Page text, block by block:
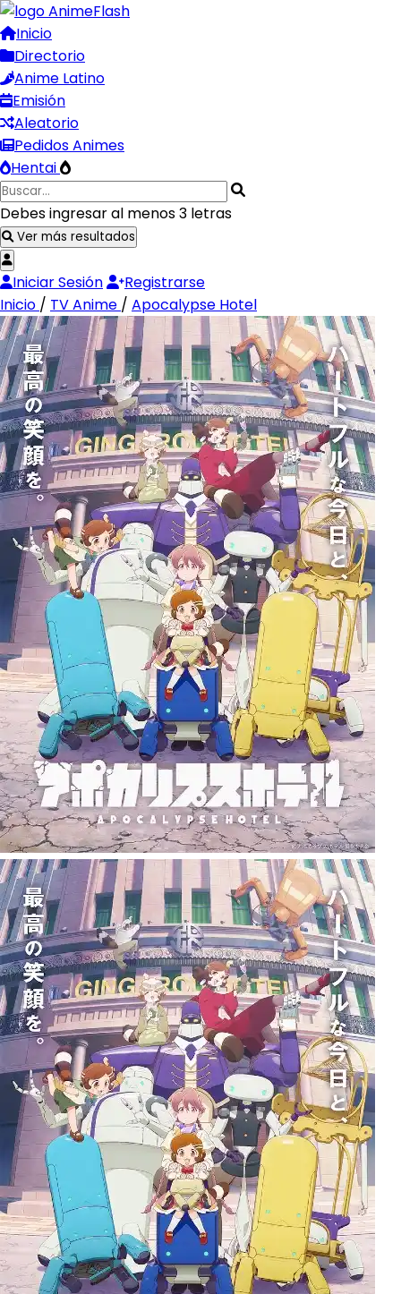
Inicio
Directorio
Anime Latino
Emisión
Aleatorio
Pedidos Animes
Hentai
Debes ingresar al menos 3 letras
Ver más resultados
Iniciar Sesión
Registrarse
Inicio / TV Anime / Apocalypse Hotel